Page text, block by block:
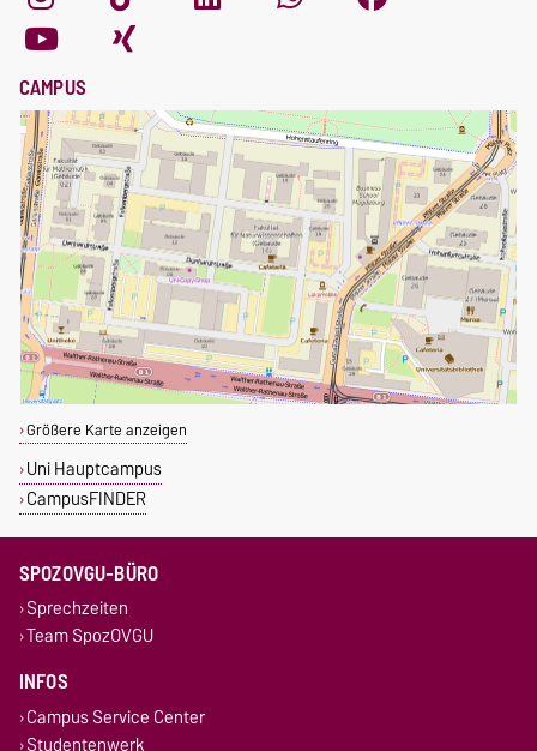
CAMPUS
Größere Karte anzeigen
Uni Hauptcampus
CampusFINDER
SPOZOVGU-BÜRO
Sprechzeiten
Team SpozOVGU
INFOS
Campus Service Center
Studentenwerk